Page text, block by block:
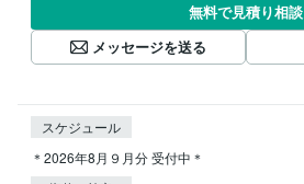
無料で見積り相談
メッセージを送る
スケジュール